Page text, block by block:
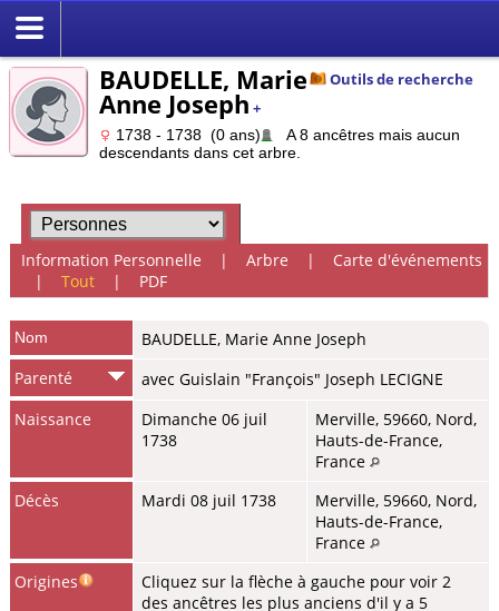
Outils de recherche
BAUDELLE, Marie
Anne Joseph +
1738 - 1738 (0 ans)
A 8 ancêtres mais aucun
descendants dans cet arbre.
Information Personnelle | Arbre | Carte d'événements
| Tout| PDF
Nom BAUDELLE, Marie Anne Joseph
Parenté
avec Guislain "François" Joseph LECIGNE
Naissance
Dimanche 06 juil
1738
Merville, 59660, Nord,
Hauts-de-France,
France
Décès
Mardi 08 juil 1738
Merville, 59660, Nord,
Hauts-de-France,
France
Origines
Cliquez sur la flèche à gauche pour voir 2
des ancêtres les plus anciens d'il y a 5